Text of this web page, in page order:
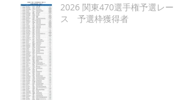
2026 関東470選手権予選レー
ス 予選枠獲得者